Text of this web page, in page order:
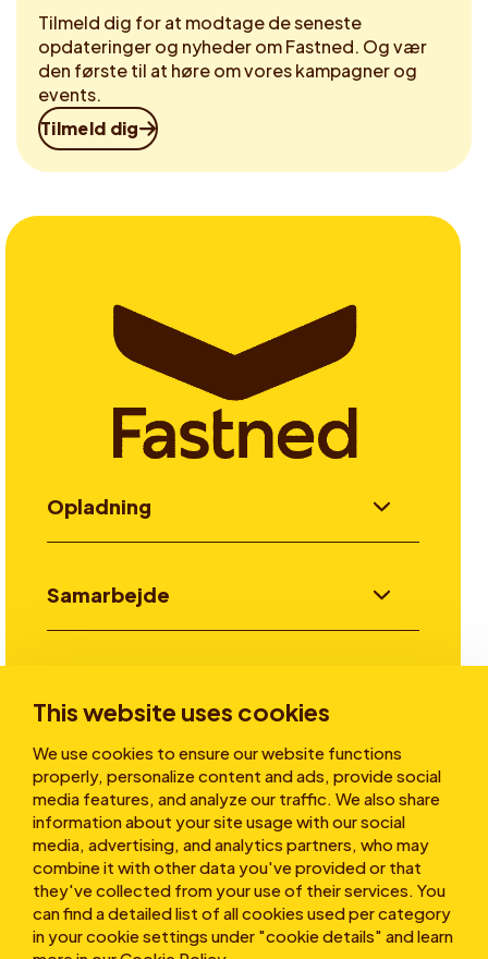
This website uses cookies
We use cookies to ensure our website functions
properly, personalize content and ads, provide social
media features, and analyze our traffic. We also share
information about your site usage with our social
media, advertising, and analytics partners, who may
combine it with other data you've provided or that
they've collected from your use of their services. You
can find a detailed list of all cookies used per category
in your cookie settings under "cookie details" and learn
Tilmeld dig for at modtage de seneste
opdateringer og nyheder om Fastned. Og vær
den første til at høre om vores kampagner og
events.
Tilmeld dig
Opladning
Samarbejde
Historier
Om os